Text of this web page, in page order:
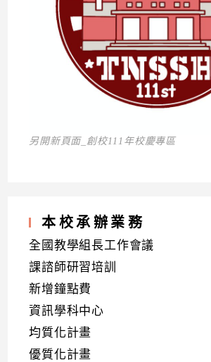
另開新頁面_創校111年校慶專區
本校承辦業務
全國教學組長工作會議
課諮師研習培訓
新增鐘點費
資訊學科中心
均質化計畫
優質化計畫